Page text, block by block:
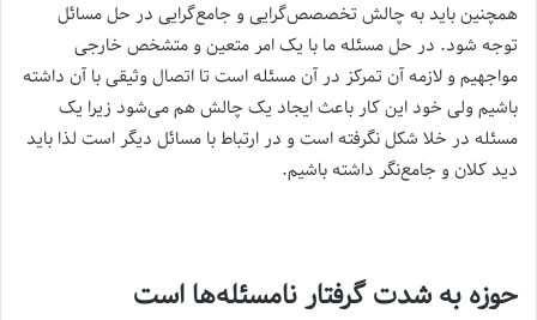
همچنین باید به چالش تخصصص‌گرایی و جامع‌گرایی در حل مسائل
توجه شود. در حل مسئله ما با یک امر متعین و متشخص خارجی
مواجهیم و لازمه آن تمرکز در آن مسئله است تا اتصال وثیقی با آن داشته
باشیم ولی خود این کار باعث ایجاد یک چالش هم می‌شود زیرا یک
مسئله در خلا شکل نگرفته است و در ارتباط با مسائل دیگر است لذا باید
دید کلان و جامع‌نگر داشته باشیم.
حوزه به شدت گرفتار نامسئله‌ها است